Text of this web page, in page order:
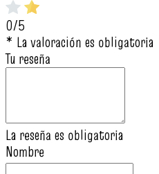
0/5
* La valoración es obligatoria
Tu reseña
La reseña es obligatoria
Nombre